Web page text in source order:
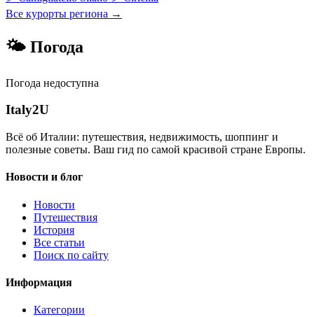
Все курорты региона →
🌤 Погода
Погода недоступна
Italy2U
Всё об Италии: путешествия, недвижимость, шоппинг и
полезные советы. Ваш гид по самой красивой стране Европы.
Новости и блог
Новости
Путешествия
История
Все статьи
Поиск по сайту
Информация
Категории